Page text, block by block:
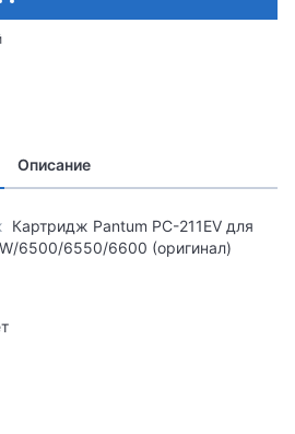
Описание
Картридж Pantum PC-211EV для
6500/6550/6600 (оригинал)